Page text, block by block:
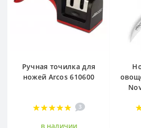
Ручная точилка для
ножей Arcos 610600
3
в наличии